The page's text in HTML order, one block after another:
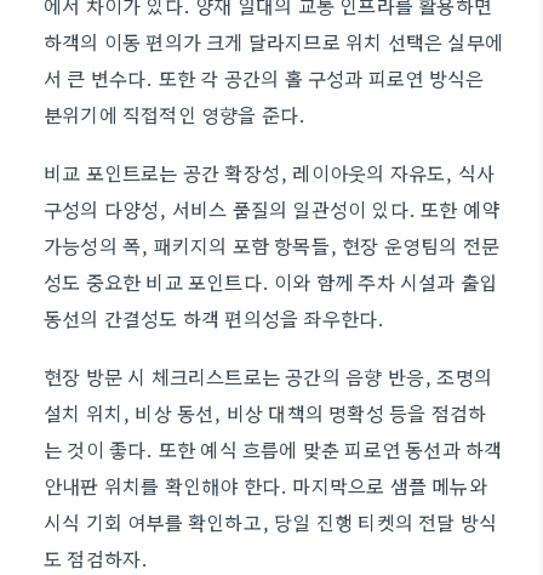
하객의 이동 편의가 크게 달라지므로 위치 선택은 실무에
서 큰 변수다. 또한 각 공간의 홀 구성과 피로연 방식은
분위기에 직접적인 영향을 준다.
비교 포인트로는 공간 확장성, 레이아웃의 자유도, 식사
구성의 다양성, 서비스 품질의 일관성이 있다. 또한 예약
가능성의 폭, 패키지의 포함 항목들, 현장 운영팀의 전문
성도 중요한 비교 포인트다. 이와 함께 주차 시설과 출입
동선의 간결성도 하객 편의성을 좌우한다.
현장 방문 시 체크리스트로는 공간의 음향 반응, 조명의
설치 위치, 비상 동선, 비상 대책의 명확성 등을 점검하
는 것이 좋다. 또한 예식 흐름에 맞춘 피로연 동선과 하객
안내판 위치를 확인해야 한다. 마지막으로 샘플 메뉴와
시식 기회 여부를 확인하고, 당일 진행 티켓의 전달 방식
도 점검하자.